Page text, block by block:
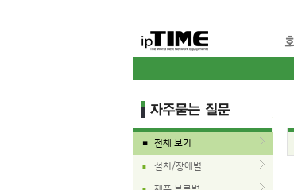
■ 전체 보기
■ 설치/장애별